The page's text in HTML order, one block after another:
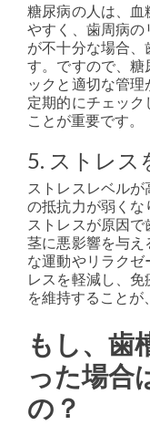
糖尿病の人は、血
やすく、歯周病
が不十分な場合、
す。ですので、糖
ックと適切な管
定期的にチェッ
ことが重要です。
5. ストレス
ストレスレベル
の抵抗力が弱くな
ストレスが原因
茎に悪影響を与
な運動やリラクゼ
レスを軽減し、
を維持することが
もし、歯
った場合
の？